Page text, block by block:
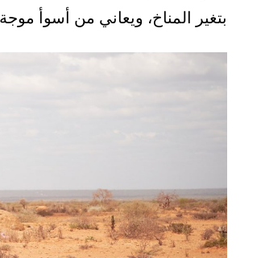
بتغير المناخ، ويعاني من أسوأ موجة